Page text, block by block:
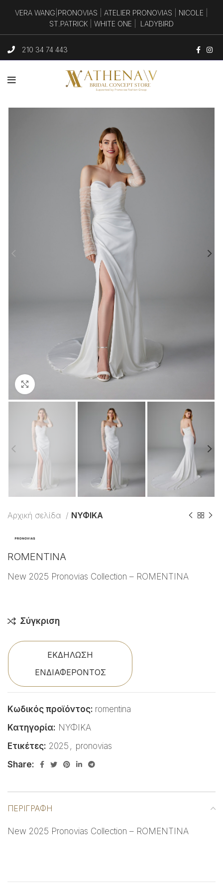
210 34 74 443
Αρχική σελίδα ΝΥΦΙΚΑ
ROMENTINA
New 2025 Pronovias Collection – ROMENTINA
Σύγκριση
ΕΚΔΗΛΩΣΗ
ΕΝΔΙΑΦΕΡΟΝΤΟΣ
Κωδικός προϊόντος: romentina
Κατηγορία: ΝΥΦΙΚΑ
Ετικέτες: 2025 , pronovias
Share:
ΠΕΡΙΓΡΑΦΉ
New 2025 Pronovias Collection – ROMENTINA
VERA WANG PRONOVIAS ATELIER PRONOVIAS NICOLE
ST.PATRICK
WHITE ONE LADYBIRD